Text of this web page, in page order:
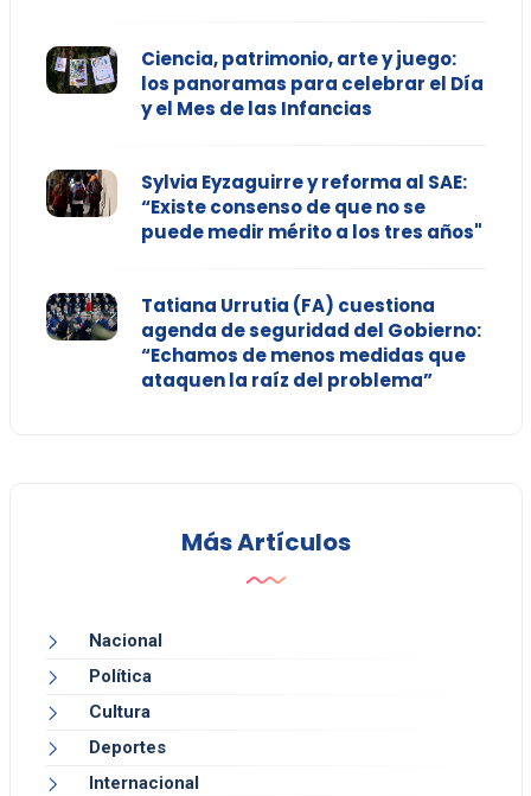
Ciencia, patrimonio, arte y juego:
los panoramas para celebrar el Día
y el Mes de las Infancias
Sylvia Eyzaguirre y reforma al SAE:
“Existe consenso de que no se
puede medir mérito a los tres años"
Tatiana Urrutia (FA) cuestiona
agenda de seguridad del Gobierno:
“Echamos de menos medidas que
ataquen la raíz del problema”
Más Artículos
Nacional
Política
Cultura
Deportes
Internacional